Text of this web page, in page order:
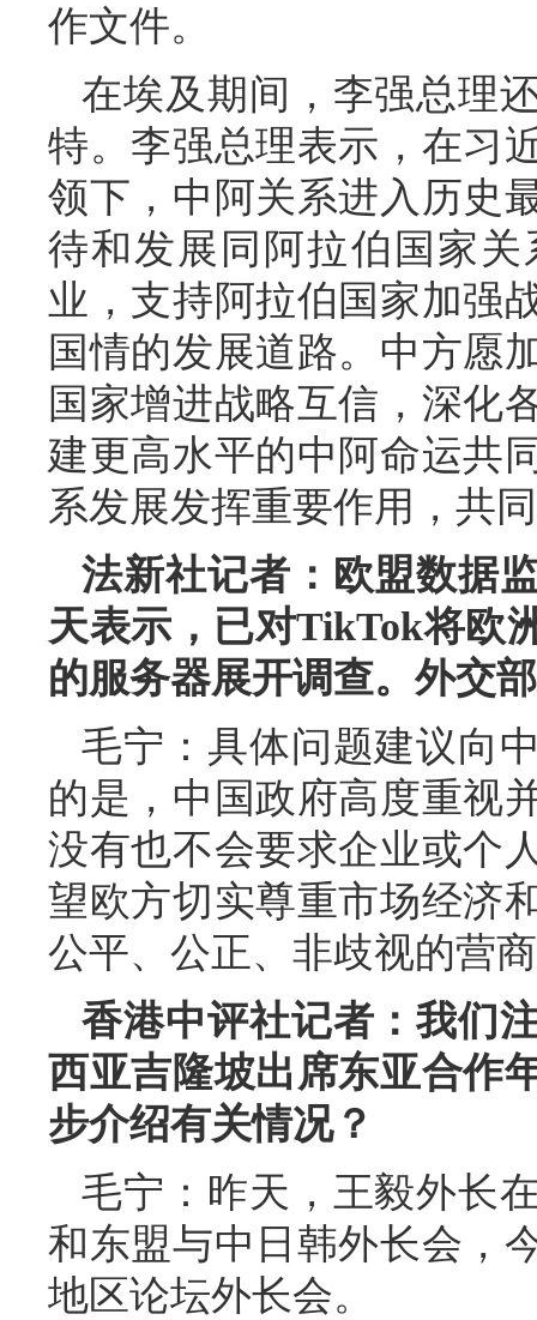
作文件。
在埃及期间，李强总理
特。李强总理表示，在习
领下，中阿关系进入历史
待和发展同阿拉伯国家
业，支持阿拉伯国家加强
国情的发展道路。中方愿
国家增进战略互信，深化
建更高水平的中阿命运共
系发展发挥重要作用，共
法新社记者：欧盟数据
天表示，已对TikTok将欧
的服务器展开调查。外交
毛宁：具体问题建议向
的是，中国政府高度重视
没有也不会要求企业或个
望欧方切实尊重市场经济
公平、公正、非歧视的营
香港中评社记者：我们
西亚吉隆坡出席东亚合作
步介绍有关情况？
毛宁：昨天，王毅外长
和东盟与中日韩外长会，
地区论坛外长会。